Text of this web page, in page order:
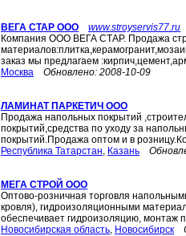
ВЕГА СТАР ООО
www.stroyservis77.ru
Компания ООО ВЕГА СТАР. Продажа
заказ мы предлагаем
Москва
Обновлено: 2008-10-09
ЛАМИНАТ ПАРКЕТИЧ ООО
Продажа напольных покрытий
покрытий,средства по уходу за
покрытий.Продажа оптом и в
Республика Татарстан, Казань
МЕГА СТРОЙ ООО
Оптово-розничная торговля
кровля), гидроизоляционными
обеспечивает гидроизоляцию, монтаж
Новосибирская область, Новосибирск